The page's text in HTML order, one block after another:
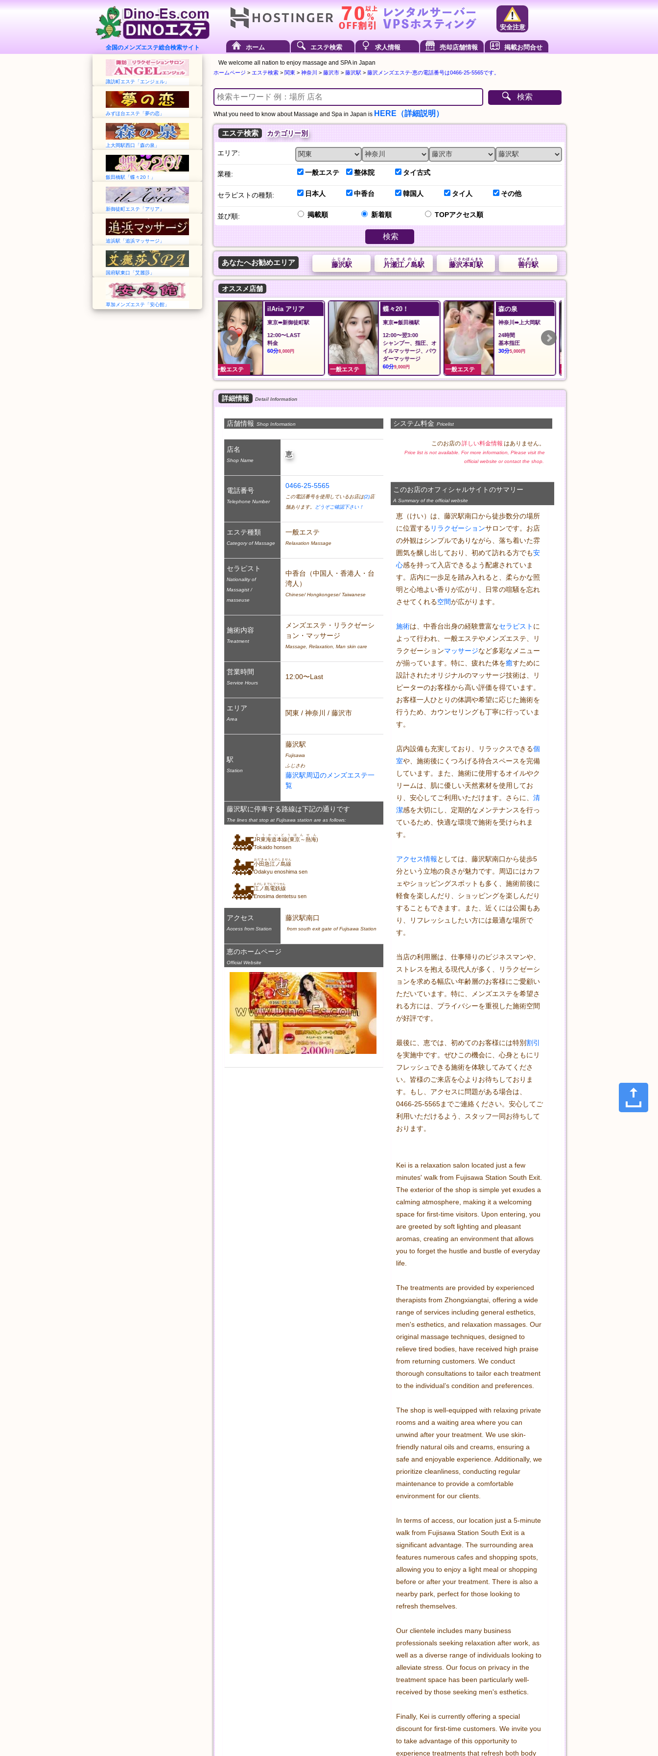
全国のメンズエステ総合検索サイト
安全注意
ホーム エステ検索 求人情報 売却店舗情報 掲載お問合せ
諏訪町エステ「エンジェル」
みずほ台エステ「夢の恋」
上大岡駅西口「森の泉」
飯田橋駅「蝶々20！」
新御徒町エステ「アリア」
追浜駅「追浜マッサージ」
国府駅東口「艾麗莎」
草加メンズエステ「安心館」
We welcome all nation to enjoy massage and SPA in Japan
ホームページ > エステ検索 > 関東 > 神奈川 > 藤沢市 > 藤沢駅 > 藤沢メンズエステ-恵の電話番号は0466-25-5565です。
検索
What you need to know about Massage and Spa in Japan is HERE（詳細説明）
エステ検索 カテゴリー別
エリア:
業種: 一般エステ 整体院 タイ古式
セラピストの種類: 日本人 中香台 韓国人 タイ人 その他
並び順: 掲載順 新着順 TOPアクセス順
検索
あなたへお勧めエリア 善行駅
ぜんぎょう
藤沢本町駅
ふじさわほんまち
片瀬江ノ島駅
かたせえのしま
藤沢駅
ふじさわ
オススメ店舗
ilAria アリア
一般エステ
蝶々20！
東京➠飯田橋駅
12:00〜翌3:00
シャンプー、指圧、オ
イルマッサージ、パウ
一般エステ
森の泉
神奈川➠上大岡駅
24時間
基本指圧
30分5,000円
一般エステ
沙羅沙
東京➠東久留米駅
12:00～LAST
沙羅沙おすすめコース
90分11,000円
詳細情報 Detail Information
システム料金 Pricelist
このお店の詳しい料金情報 はありません。
Price list is not available. For more information, Please visit the
official website or contact the shop.
このお店のオフィシャルサイトのサマリー
A Summary of the official website
恵（けい）は、藤沢駅南口から徒歩数分の場所
に位置する リラクゼーションサロンです。お店
の外観はシンプルでありながら、落ち着いた雰
囲気を醸し出しており、初めて訪れる方でも安
心感を持って入店できるよう配慮されていま
す。店内に一歩足を踏み入れると、柔らかな照
明と心地よい香りが広がり、日常の喧騒を忘れ
させてくれる空間が広がります。
施術は、中香台出身の経験豊富なセラピスト に
よって行われ、一般エステやメンズエステ、リ
ラクゼーションマッサージなど多彩なメニュー
が揃っています。特に、疲れた体を癒すために
設計されたオリジナルのマッサージ技術は、リ
ピーターのお客様から高い評価を得ています。
お客様一人ひとりの体調や希望に応じた施術を
行うため、カウンセリングも丁寧に行っていま
す。
店内設備も充実しており、リラックスできる個
室や、施術後にくつろげる待合スペースを完備
しています。また、施術に使用するオイルやク
リームは、肌に優しい天然素材を使用してお
り、安心してご利用いただけます。さらに、 清
潔感を大切にし、定期的なメンテナンスを行っ
ているため、快適な環境で施術を受けられま
す。
アクセス情報としては、藤沢駅南口から徒歩5
分という立地の良さが魅力です。周辺にはカフ
ェやショッピングスポットも多く、施術前後に
軽食を楽しんだり、ショッピングを楽しんだり
することもできます。また、近くには公園もあ
り、リフレッシュしたい方には最適な場所で
す。
当店の利用層は、仕事帰りのビジネスマンや、
ストレスを抱える現代人が多く、リラクゼーシ
ョンを求める幅広い年齢層のお客様にご愛顧い
ただいています。特に、メンズエステを希望さ
れる方には、プライバシーを重視した施術空間
が好評です。
最後に、恵では、初めてのお客様には特別割引
を実施中です。ぜひこの機会に、心身ともにリ
フレッシュできる施術を体験してみてくださ
い。皆様のご来店を心よりお待ちしておりま
す。もし、アクセスに問題がある場合は、
0466-25-5565までご連絡ください。安心してご
利用いただけるよう、スタッフ一同お待ちして
おります。
Kei is a relaxation salon located just a few
minutes' walk from Fujisawa Station South Exit.
The exterior of the shop is simple yet exudes a
calming atmosphere, making it a welcoming
space for first-time visitors. Upon entering, you
are greeted by soft lighting and pleasant
aromas, creating an environment that allows
you to forget the hustle and bustle of everyday
life.
The treatments are provided by experienced
therapists from Zhongxiangtai, offering a wide
range of services including general esthetics,
men's esthetics, and relaxation massages. Our
original massage techniques, designed to
relieve tired bodies, have received high praise
from returning customers. We conduct
thorough consultations to tailor each treatment
to the individual’s condition and preferences.
The shop is well-equipped with relaxing private
rooms and a waiting area where you can
unwind after your treatment. We use skin-
friendly natural oils and creams, ensuring a
safe and enjoyable experience. Additionally, we
prioritize cleanliness, conducting regular
maintenance to provide a comfortable
environment for our clients.
In terms of access, our location just a 5-minute
walk from Fujisawa Station South Exit is a
significant advantage. The surrounding area
features numerous cafes and shopping spots,
allowing you to enjoy a light meal or shopping
before or after your treatment. There is also a
nearby park, perfect for those looking to
refresh themselves.
Our clientele includes many business
professionals seeking relaxation after work, as
well as a diverse range of individuals looking to
alleviate stress. Our focus on privacy in the
treatment space has been particularly well-
received by those seeking men's esthetics.
Finally, Kei is currently offering a special
discount for first-time customers. We invite you
to take advantage of this opportunity to
experience treatments that refresh both body
店舗情報 Shop Information
店名
Shop Name
恵
電話番号
Telephone Number
0466-25-5565
この電話番号を使用しているお店は(2)店
舗あります。 どうぞご確認下さい！
エステ種類
Category of Massage
一般エステ
Relaxation Massage
セラピスト
Nationality of
Massagist /
masseuse
中香台（中国人・香港人・台
湾人）
Chinese/ Hongkongese/ Taiwanese
施術内容
Treatment
メンズエステ・リラクゼーシ
ョン・マッサージ
Massage, Relaxation, Man skin care
営業時間
Service Hours
12:00〜Last
エリア
Area
関東 / 神奈川 / 藤沢市
駅
Station
藤沢駅
Fujisawa
ふじさわ
藤沢駅周辺のメンズエステ一
覧
藤沢駅に停車する路線は下記の通りです
The lines that stop at Fujisawa station are as follows:
🚂JR東海道本線(東京～熱海)
とうかいどうほんせん
Tokaido honsen
🚂小田急江ノ島線
おだきゅうえのしません
Odakyu enoshima sen
🚂江ノ島電鉄線
えのしまでんてつせん
Enosima dentetsu sen
アクセス
Access from Station
藤沢駅南口
from south exit gate of Fujisawa Station
恵のホームページ
Official Website